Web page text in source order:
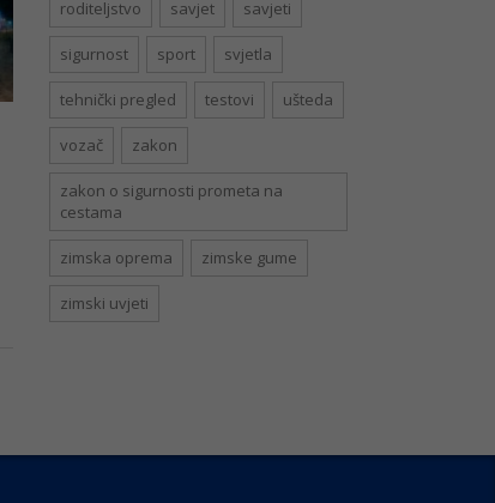
roditeljstvo savjet savjeti
sigurnost sport svjetla
tehnički pregled testovi ušteda
vozač zakon
zakon o sigurnosti prometa na
cestama
zimska oprema zimske gume
zimski uvjeti